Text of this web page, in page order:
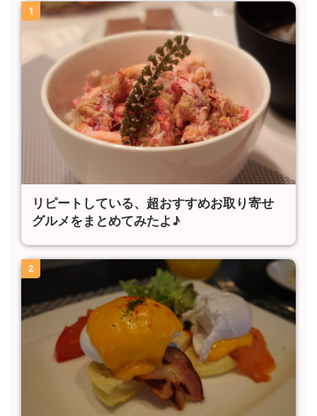
1
リピートしている、超おすすめお取り寄せ
グルメをまとめてみたよ♪
2